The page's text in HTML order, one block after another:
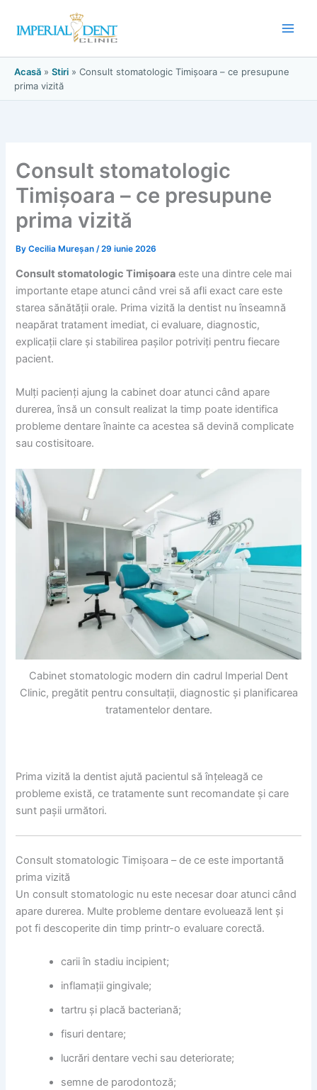
Acasă » Stiri » Consult stomatologic Timișoara – ce presupune
prima vizită
Consult stomatologic
Timișoara – ce presupune
prima vizită
ByCecilia Mureșan /29 iunie 2026
Consult stomatologic Timișoara este una dintre cele mai
importante etape atunci când vrei să afli exact care este
starea sănătății orale. Prima vizită la dentist nu înseamnă
neapărat tratament imediat, ci evaluare, diagnostic,
explicații clare și stabilirea pașilor potriviți pentru fiecare
pacient.
Mulți pacienți ajung la cabinet doar atunci când apare
durerea, însă un consult realizat la timp poate identifica
probleme dentare înainte ca acestea să devină complicate
sau costisitoare.
Cabinet stomatologic modern din cadrul Imperial Dent
Clinic, pregătit pentru consultații, diagnostic și planificarea
tratamentelor dentare.
Prima vizită la dentist ajută pacientul să înțeleagă ce
probleme există, ce tratamente sunt recomandate și care
sunt pașii următori.
Consult stomatologic Timișoara – de ce este importantă
prima vizită
Un consult stomatologic nu este necesar doar atunci când
apare durerea. Multe probleme dentare evoluează lent și
pot fi descoperite din timp printr-o evaluare corectă.
carii în stadiu incipient;
inflamații gingivale;
tartru și placă bacteriană;
fisuri dentare;
lucrări dentare vechi sau deteriorate;
semne de parodontoză;